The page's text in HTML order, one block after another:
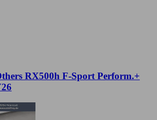
RX500h F-Sport Perform.+